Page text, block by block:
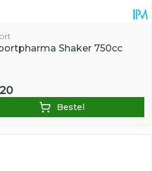
Shaker 750cc
Bestel